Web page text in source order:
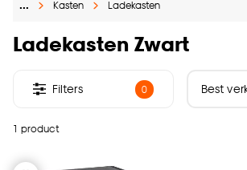
Gratis raam advies en opmeten
… Kasten Ladekasten
Ladekasten Zwart
1 product
Filters 0